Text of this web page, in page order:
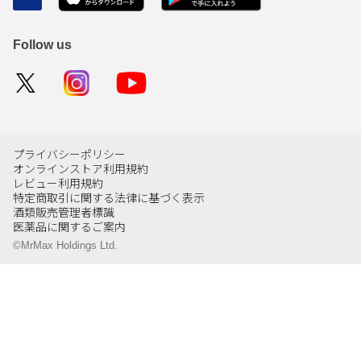
Follow us
プライバシーポリシー
オンラインストア利用規約
レビュー利用規約
特定商取引に関する法律に基づく表示
酒類販売管理者標識
医薬品に関するご案内
©MrMax Holdings Ltd.